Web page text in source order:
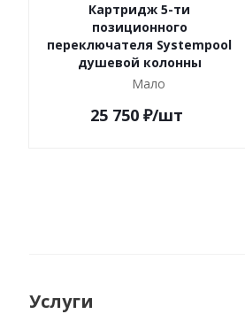
Картридж 5-ти
позиционного
переключателя Systempool
душевой колонны
Мало
25 750₽/шт
Услуги